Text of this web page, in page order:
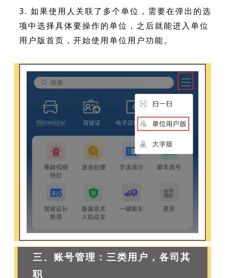
3. 如果使用人关联了多个单位，需要在弹出的选
项中选择具体要操作的单位，之后就能进入单位
用户版首页，开始使用单位用户功能。
三、账号管理：三类用户，各司其
职